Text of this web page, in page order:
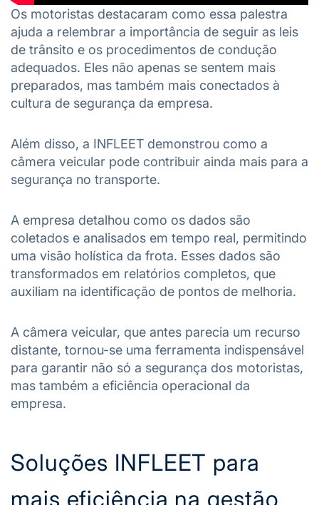
Os motoristas destacaram como essa palestra
ajuda a relembrar a importância de seguir as leis
de trânsito e os procedimentos de condução
adequados. Eles não apenas se sentem mais
preparados, mas também mais conectados à
cultura de segurança da empresa.
Além disso, a INFLEET demonstrou como a
câmera veicular pode contribuir ainda mais para a
segurança no transporte.
A empresa detalhou como os dados são
coletados e analisados em tempo real, permitindo
uma visão holística da frota. Esses dados são
transformados em relatórios completos, que
auxiliam na identificação de pontos de melhoria.
A câmera veicular, que antes parecia um recurso
distante, tornou-se uma ferramenta indispensável
para garantir não só a segurança dos motoristas,
mas também a eficiência operacional da
empresa.
Soluções INFLEET para
mais eficiência na gestão